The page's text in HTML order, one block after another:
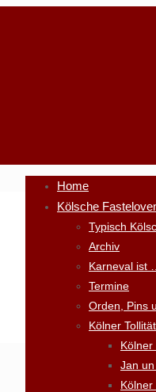
Home
Kölsche
Typisch
Archiv
Karneval ist
Termine
Orden, Pins
Kölner
Kölner
Jan
Kölner